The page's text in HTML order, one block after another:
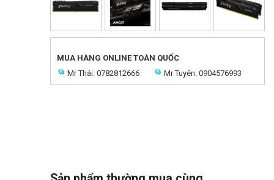
MUA HÀNG ONLINE TOÀN QUỐC
Mr Thái: 0782812666
Mr Tuyên: 0904576993